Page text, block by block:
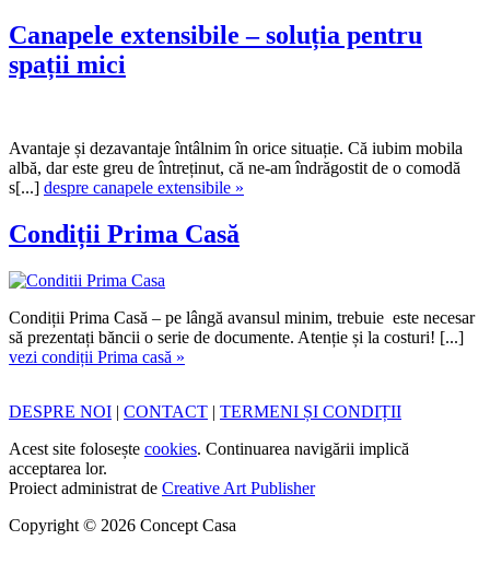
Canapele extensibile – soluția pentru
spații mici
Avantaje și dezavantaje întâlnim în orice situație. Că iubim mobila
albă, dar este greu de întreținut, că ne-am îndrăgostit de o comodă
s[...] despre canapele extensibile »
Condiții Prima Casă
Condiții Prima Casă – pe lângă avansul minim, trebuie este necesar
să prezentați băncii o serie de documente. Atenție și la costuri! [...]
vezi condiții Prima casă »
DESPRE NOI | CONTACT | TERMENI ȘI CONDIȚII
Acest site folosește cookies. Continuarea navigării implică
acceptarea lor.
Proiect administrat de Creative Art Publisher
Copyright © 2026 Concept Casa